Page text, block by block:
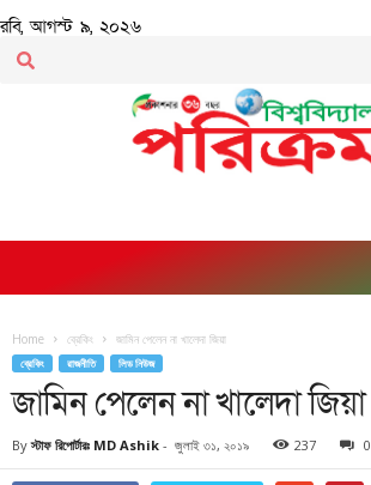
রবি, আগস্ট ৯, ২০২৬
Home ব্রেকিং জামিন পেলেন না খালেদা জিয়া
ব্রেকিং রাজনীতি লিড নিউজ
জামিন পেলেন না খালেদা জিয়া
By স্টাফ রিপোর্টারঃ MD Ashik - জুলাই ৩১, ২০১৯ 237 0